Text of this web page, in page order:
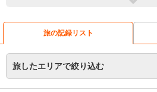
旅の記録リスト
旅したエリアで絞り込む